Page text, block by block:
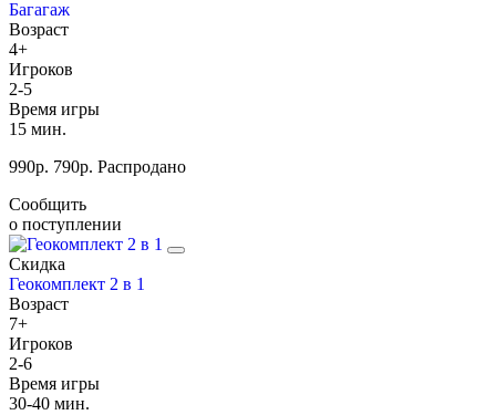
Багагаж
Возраст
4+
Игроков
2-5
Время игры
15 мин.
990р. 790р. Распродано
Сообщить
о поступлении
Скидка
Геокомплект 2 в 1
Возраст
7+
Игроков
2-6
Время игры
30-40 мин.